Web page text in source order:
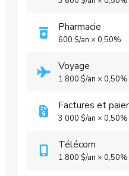
Pharmacie
600 $/an × 0,50%
Voyage
1 800 $/an × 0,50%
Factures et
3 000 $/an × 0,50%
Télécom
1 800 $/an × 0,50%